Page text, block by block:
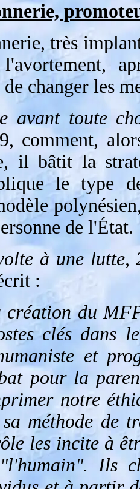
très
changer les
avant toute
comment,
il bâtit la
le type
de l'État.
à une
:
création du
clés dans
et
pour la
notre
méthode de
les incite à
Ils